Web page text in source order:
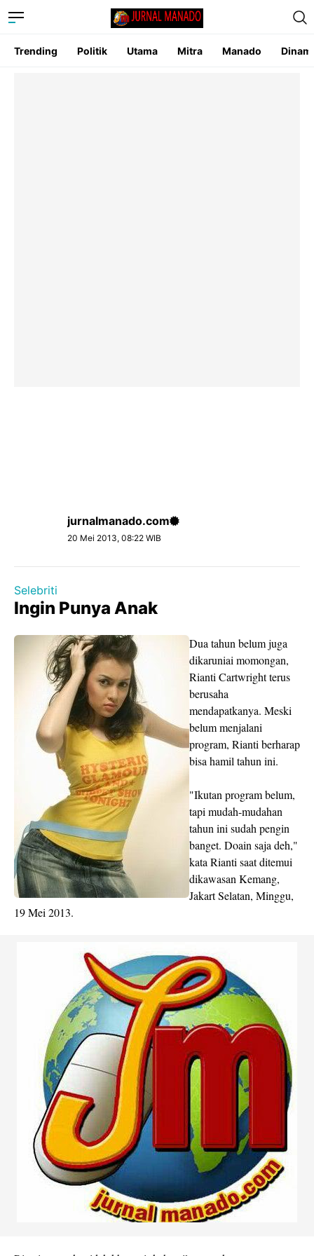
Trending Politik Utama Mitra Manado
jurnalmanado.com
20 Mei 2013, 08:22 WIB
Selebriti
Ingin Punya Anak
Dua tahun belum juga
dikaruniai momongan,
Rianti Cartwright terus
berusaha
mendapatkanya. Meski
belum menjalani
program, Rianti berharap
bisa hamil tahun ini.
"Ikutan program belum,
tapi mudah-mudahan
tahun ini sudah pengin
banget. Doain saja deh,"
kata Rianti saat ditemui
dikawasan Kemang,
Jakart Selatan, Minggu,
19 Mei 2013.